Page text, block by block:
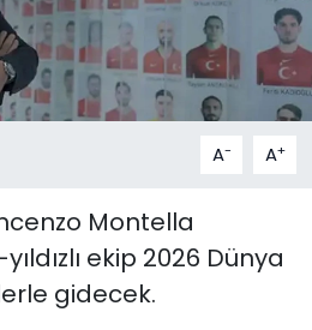
A- A+
Montella
ekip 2026 Dünya
gidecek.